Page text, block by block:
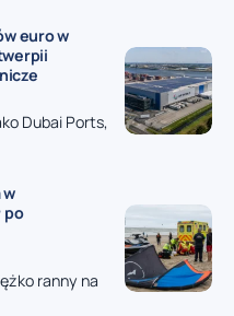
euro w
Dubai Ports,
po
ranny na